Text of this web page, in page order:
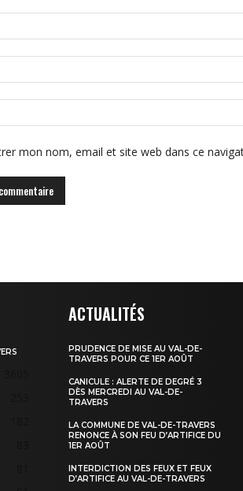
mon nom, email et site web dans ce
ACTUALITÉS
PRUDENCE DE MISE AU VAL-DE-
TRAVERS POUR CE 1ER AOÛT
CANICULE : ALERTE DE DEGRÉ 3
DÈS MERCREDI AU VAL-DE-
TRAVERS
LA COMMUNE DE VAL-DE-TRAVERS
RENONCE À SON FEU D’ARTIFICE DU
1ER AOÛT
INTERDICTION DES FEUX ET FEUX
D’ARTIFICE AU VAL-DE-TRAVERS